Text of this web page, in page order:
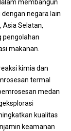
membangun
negara lain
Asia Selatan,
pengolahan
makanan.
kimia dan
termal
medan
kualitas
keamanan